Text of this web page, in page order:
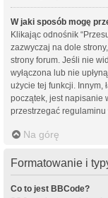
W jaki sposób mogę
Klikając odnośnik
zazwyczaj na dole
strony forum. Jeśli nie
wyłączona lub nie
użycie tej funkcji. Innym,
początek, jest napisanie
przestrzegać regulaminu
Na górę
Formatowanie i
Co to jest BBCode?